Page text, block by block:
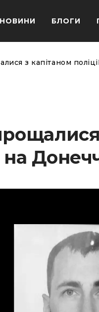
НОВИНИ БЛОГИ
з капітаном
на